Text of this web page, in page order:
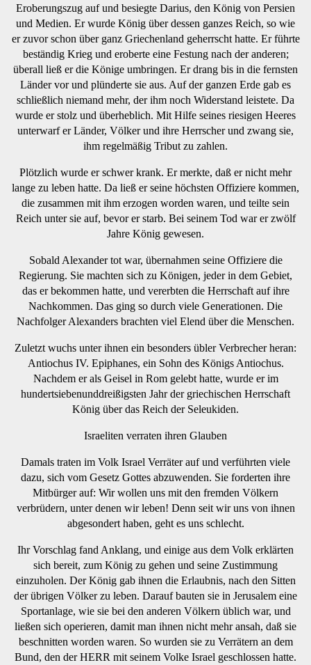
Eroberungszug auf und besiegte Darius, den König von Persien
und Medien. Er wurde König über dessen ganzes Reich, so wie
er zuvor schon über ganz Griechenland geherrscht hatte. Er führte
beständig Krieg und eroberte eine Festung nach der anderen;
überall ließ er die Könige umbringen. Er drang bis in die fernsten
Länder vor und plünderte sie aus. Auf der ganzen Erde gab es
schließlich niemand mehr, der ihm noch Widerstand leistete. Da
wurde er stolz und überheblich. Mit Hilfe seines riesigen Heeres
unterwarf er Länder, Völker und ihre Herrscher und zwang sie,
ihm regelmäßig Tribut zu zahlen.
Plötzlich wurde er schwer krank. Er merkte, daß er nicht mehr
lange zu leben hatte. Da ließ er seine höchsten Offiziere kommen,
die zusammen mit ihm erzogen worden waren, und teilte sein
Reich unter sie auf, bevor er starb. Bei seinem Tod war er zwölf
Jahre König gewesen.
Sobald Alexander tot war, übernahmen seine Offiziere die
Regierung. Sie machten sich zu Königen, jeder in dem Gebiet,
das er bekommen hatte, und vererbten die Herrschaft auf ihre
Nachkommen. Das ging so durch viele Generationen. Die
Nachfolger Alexanders brachten viel Elend über die Menschen.
Zuletzt wuchs unter ihnen ein besonders übler Verbrecher heran:
Antiochus IV. Epiphanes, ein Sohn des Königs Antiochus.
Nachdem er als Geisel in Rom gelebt hatte, wurde er im
hundertsiebenunddreißigsten Jahr der griechischen Herrschaft
König über das Reich der Seleukiden.
Israeliten verraten ihren Glauben
Damals traten im Volk Israel Verräter auf und verführten viele
dazu, sich vom Gesetz Gottes abzuwenden. Sie forderten ihre
Mitbürger auf: Wir wollen uns mit den fremden Völkern
verbrüdern, unter denen wir leben! Denn seit wir uns von ihnen
abgesondert haben, geht es uns schlecht.
Ihr Vorschlag fand Anklang, und einige aus dem Volk erklärten
sich bereit, zum König zu gehen und seine Zustimmung
einzuholen. Der König gab ihnen die Erlaubnis, nach den Sitten
der übrigen Völker zu leben. Darauf bauten sie in Jerusalem eine
Sportanlage, wie sie bei den anderen Völkern üblich war, und
ließen sich operieren, damit man ihnen nicht mehr ansah, daß sie
beschnitten worden waren. So wurden sie zu Verrätern an dem
Bund, den der HERR mit seinem Volke Israel geschlossen hatte.